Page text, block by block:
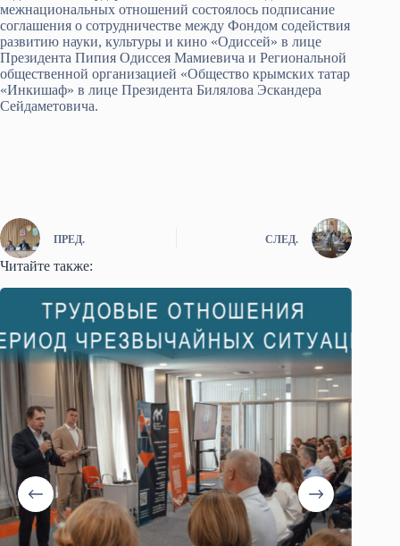
межнациональных отношений состоялось подписание
соглашения о сотрудничестве между Фондом содействия
развитию науки, культуры и кино «Одиссей» в лице
Президента Пипия Одиссея Мамиевича и Региональной
общественной организацией «Общество крымских татар
«Инкишаф» в лице Президента Билялова Эскандера
Сейдаметовича.
ПРЕД. СЛЕД.
Читайте также: